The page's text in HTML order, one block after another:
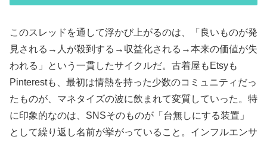
このスレッドを通して浮かび上がるのは、「良いものが発
見される→人が殺到する→収益化される→本来の価値が失
われる」という一貫したサイクルだ。古着屋もEtsyも
Pinterestも、最初は情熱を持った少数のコミュニティだっ
たものが、マネタイズの波に飲まれて変質していった。特
に印象的なのは、SNSそのものが「台無しにする装置」
として繰り返し名前が挙がっていること。インフルエンサ